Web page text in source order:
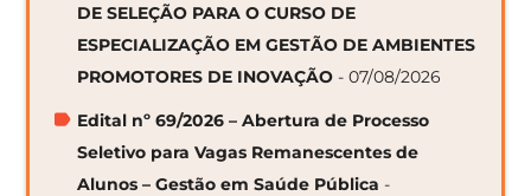
DE SELEÇÃO PARA O CURSO DE
ESPECIALIZAÇÃO EM GESTÃO DE AMBIENTES
PROMOTORES DE INOVAÇÃO - 07/08/2026
Edital nº 69/2026 – Abertura de Processo
Seletivo para Vagas Remanescentes de
Alunos – Gestão em Saúde Pública -